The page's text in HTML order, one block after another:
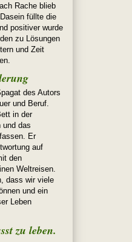
Rache blieb
füllte die
positiver wurde
zu Lösungen
und Zeit
des Autors
und Beruf.
in der
und das
Er
auf
den
Weltreisen.
dass wir viele
und ein
Leben
zu leben.